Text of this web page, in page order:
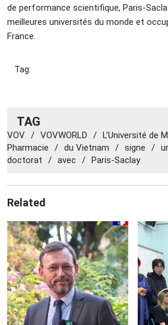
de performance scientifique, Paris-
meilleures universités du monde et
France.
Tag:
TAG
VOV / VOVWORLD / L’Université de
Pharmacie
/ du Vietnam / signe /
doctorat
/ avec / Paris-Saclay
Related